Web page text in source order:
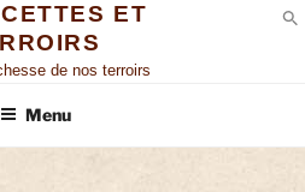
ET
de nos terroirs
Menu